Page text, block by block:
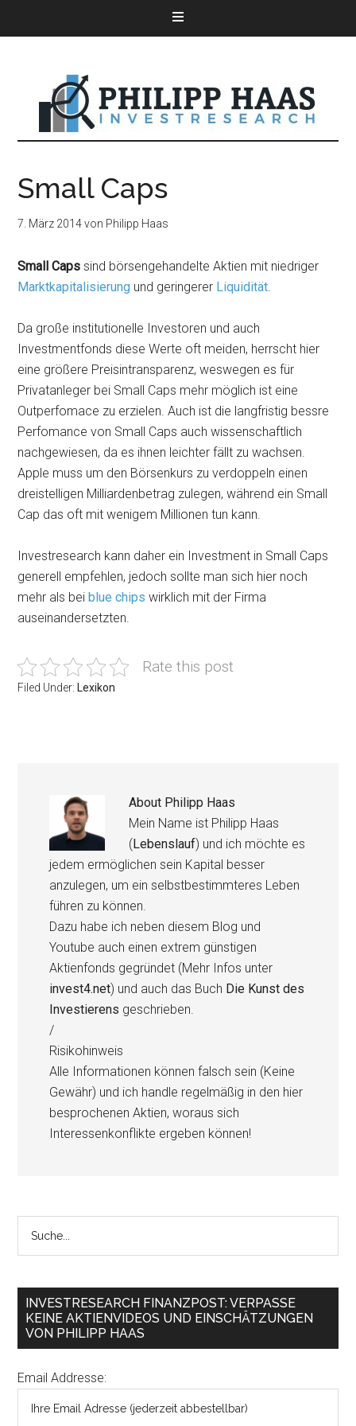
Small Caps
7. März 2014von Philipp Haas
Small Caps sind börsengehandelte Aktien mit niedriger
Marktkapitalisierung und geringerer Liquidität.
Da große institutionelle Investoren und auch
Investmentfonds diese Werte oft meiden, herrscht hier
eine größere Preisintransparenz, weswegen es für
Privatanleger bei Small Caps mehr möglich ist eine
Outperfomace zu erzielen. Auch ist die langfristig bessre
Perfomance von Small Caps auch wissenschaftlich
nachgewiesen, da es ihnen leichter fällt zu wachsen.
Apple muss um den Börsenkurs zu verdoppeln einen
dreistelligen Milliardenbetrag zulegen, während ein Small
Cap das oft mit wenigem Millionen tun kann.
Investresearch kann daher ein Investment in Small Caps
generell empfehlen, jedoch sollte man sich hier noch
mehr als beiblue chips wirklich mit der Firma
auseinandersetzten.
Rate this post
Filed Under: Lexikon
About Philipp Haas
Mein Name ist Philipp Haas
(Lebenslauf) und ich möchte es
jedem ermöglichen sein Kapital besser
anzulegen, um ein selbstbestimmteres Leben
führen zu können.
Dazu habe ich neben diesem Blog und
Youtube auch einen extrem günstigen
Aktienfonds gegründet (Mehr Infos unter
invest4.net) und auch das Buch Die Kunst des
Investierens geschrieben.
/
Risikohinweis
Alle Informationen können falsch sein (Keine
Gewähr) und ich handle regelmäßig in den hier
besprochenen Aktien, woraus sich
Interessenkonflikte ergeben können!
INVESTRESEARCH FINANZPOST: VERPASSE
KEINE AKTIENVIDEOS UND EINSCHÄTZUNGEN
VON PHILIPP HAAS
Email Addresse: